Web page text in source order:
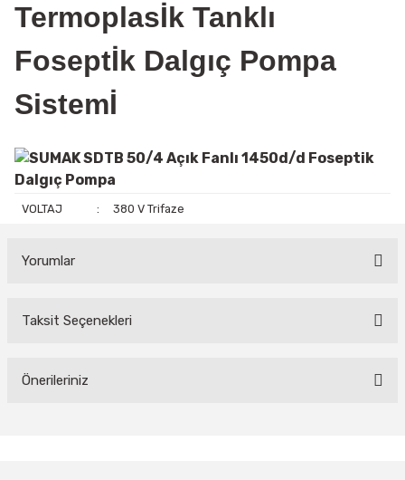
Termoplasİk Tanklı
Foseptİk Dalgıç Pompa
Sistemİ
VOLTAJ : 380 V Trifaze
Yorumlar
Bu ürüne ilk yorumu siz yapın!
Taksit Seçenekleri
Önerileriniz